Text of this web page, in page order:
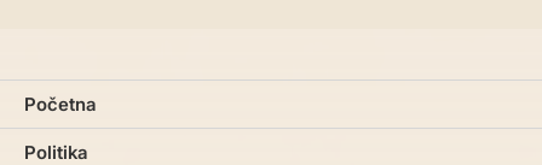
Početna
Politika